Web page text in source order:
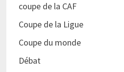
coupe de la CAF
Coupe de la Ligue
Coupe du monde
Débat